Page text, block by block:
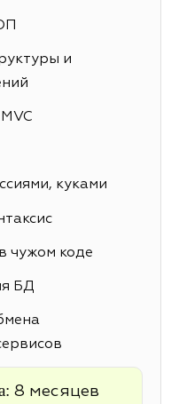
и
куками
чужом коде
БД
8 месяцев